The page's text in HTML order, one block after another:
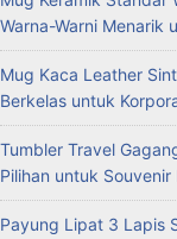
Warna-Warni Menarik
Mug Kaca Leather
Berkelas untuk
Tumbler Travel
Pilihan untuk
Payung Lipat 3 Lapis